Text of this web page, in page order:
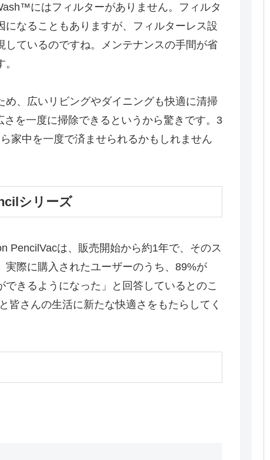
にはフィルターがありません。フィルタ
なることもありますが、フィルターレス設
ているのですね。メンテナンスの手間が省
、広いリビングやダイニングも快適に清掃
を一度に掃除できるというから驚きです。3
家中を一度で済ませられるかもしれません
シリーズ
PencilVacは、販売開始から約1年で、そのス
実際に購入されたユーザーのうち、89%が
できるようになった」と回答しているとのこ
さんの生活に新たな快適さをもたらしてく